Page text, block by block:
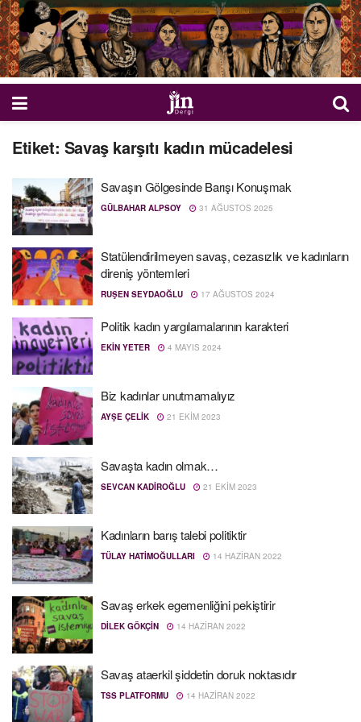
Etiket: Savaş karşıtı kadın mücadelesi
Savaşın Gölgesinde Barışı Konuşmak
GÜLBAHAR ALPSOY 31 AĞUSTOS 2025
Statülendirilmeyen savaş, cezasızlık ve kadınların
direniş yöntemleri
RUŞEN SEYDAOĞLU 17 AĞUSTOS 2024
Politik kadın yargılamalarının karakteri
EKIN YETER 4 MAYIS 2024
Biz kadınlar unutmamalıyız
AYŞE ÇELIK 21 EKIM 2023
Savaşta kadın olmak…
SEVCAN KADIROĞLU 21 EKIM 2023
Kadınların barış talebi politiktir
TÜLAY HATIMOĞULLARI 14 HAZIRAN 2022
Savaş erkek egemenliğini pekiştirir
DILEK GÖKÇIN 14 HAZIRAN 2022
Savaş ataerkil şiddetin doruk noktasıdır
TSS PLATFORMU 14 HAZIRAN 2022